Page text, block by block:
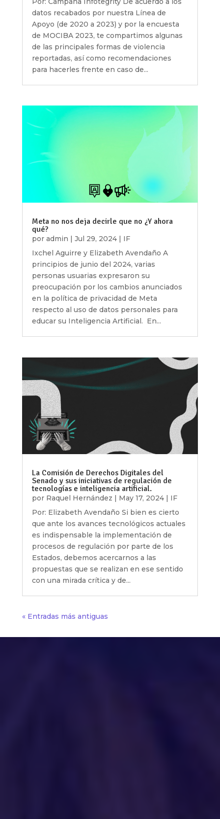
datos recabados por nuestra Línea de
Apoyo (de 2020 a 2023) y por la encuesta
de MOCIBA 2023, te compartimos algunas
de las principales formas de violencia
reportadas, así como recomendaciones
para hacerles frente en caso de...
Meta no nos deja decirle que no ¿Y ahora
qué?
por admin | Jul 29, 2024| IF
Ixchel Aguirre y Elizabeth Avendaño A
principios de junio del 2024, varias
personas usuarias expresaron su
preocupación por los cambios anunciados
en la política de privacidad de Meta
respecto al uso de datos personales para
educar su Inteligencia Artificial. En...
La Comisión de Derechos Digitales del
Senado y sus iniciativas de regulación de
tecnologías e inteligencia artificial.
por Raquel Hernández May 17, 2024| IF
Por: Elizabeth Avendaño Si bien es cierto
que ante los avances tecnológicos actuales
es indispensable la implementación de
procesos de regulación por parte de los
Estados, debemos acercarnos a las
propuestas que se realizan en ese sentido
con una mirada crítica y de...
« Entradas más antiguas